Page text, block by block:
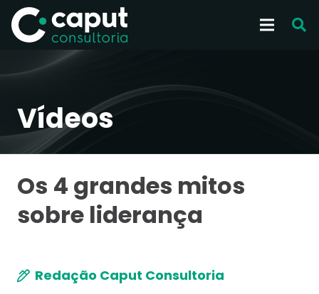
Vídeos
Os 4 grandes mitos
sobre liderança
Redação Caput Consultoria